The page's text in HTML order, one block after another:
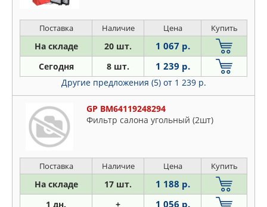
Поставка Наличие Цена Купить
На складе 20 шт. 1 067 р.
Сегодня 8 шт. 1 239 р.
Другие предложения (5) от 1 239 р.
GP BM64119248294
Фильтр салона угольный (2шт)
Поставка Наличие Цена Купить
На складе 17 шт. 1 188 р.
1 дн. + 1 056 р.